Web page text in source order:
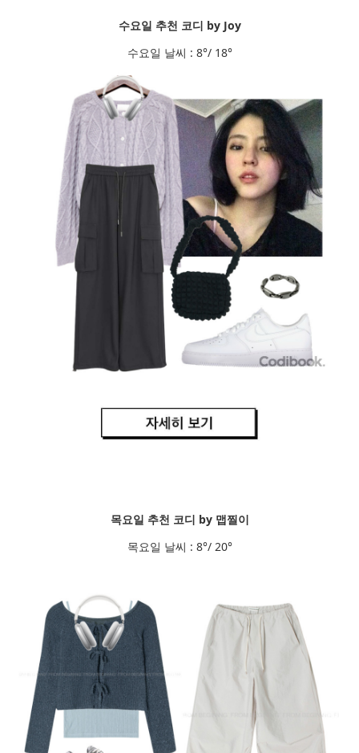
수요일 추천 코디 by Joy
수요일 날씨 : 8°/ 18°
목요일 추천 코디 by 맵찔이
목요일 날씨 : 8°/ 20°